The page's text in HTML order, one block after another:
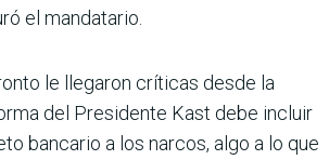
el mandatario.
le llegaron críticas desde la
del Presidente Kast debe incluir
bancario a los narcos, algo a lo que